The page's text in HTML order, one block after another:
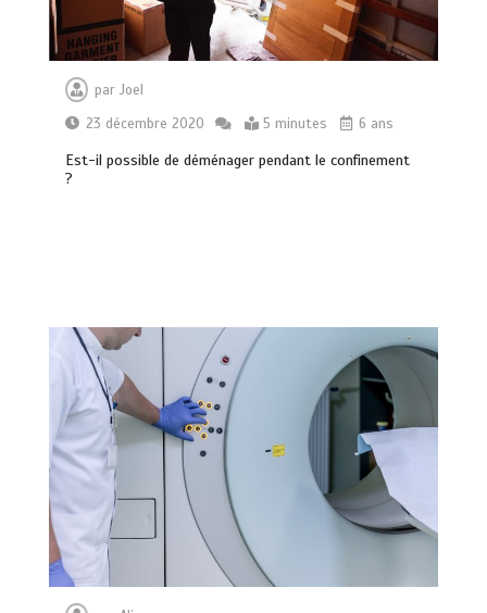
parJoel
23 décembre 2020
5 minutes 6 ans
Est-il possible de déménager pendant le confinement
?